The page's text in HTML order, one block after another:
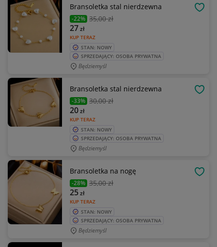
Bransoletka stal nierdzewna
-22% 35,00 zł
KUP TERAZ
27zł
STAN: NOWY
SPRZEDAJĄCY: OSOBA PRYWATNA
Będziemyśl
Bransoletka stal nierdzewna
-33% 30,00 zł
KUP TERAZ
20zł
STAN: NOWY
SPRZEDAJĄCY: OSOBA PRYWATNA
Będziemyśl
Bransoletka na nogę
-28% 35,00 zł
KUP TERAZ
25zł
STAN: NOWY
SPRZEDAJĄCY: OSOBA PRYWATNA
Będziemyśl